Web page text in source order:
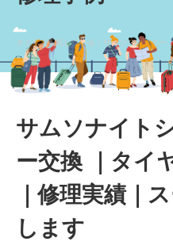
タイヤが摩耗している
サムソナイト
ー交換 ｜タイ
｜修理実績｜
します